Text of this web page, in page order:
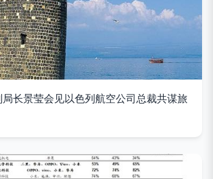
长景莹会见以色列航空公司总裁共谋旅